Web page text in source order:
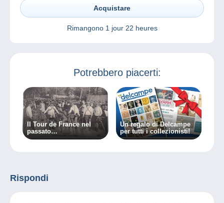
Acquistare
Rimangono 1 jour 22 heures
Potrebbero piacerti:
Il Tour de France nel
passato…
Un regalo di Delcampe
per tutti i collezionisti!
Rispondi